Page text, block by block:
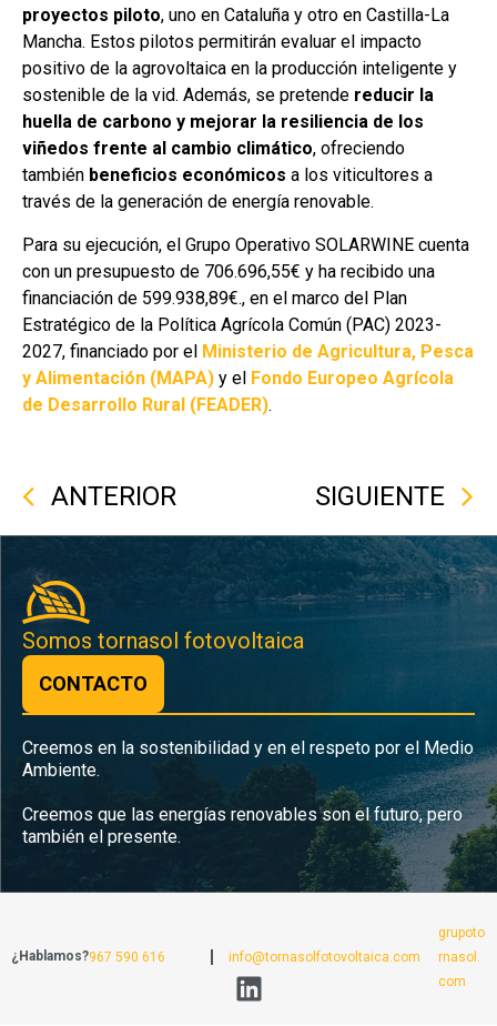
proyectos piloto, uno en Cataluña y otro en Castilla-La
Mancha. Estos pilotos permitirán evaluar el impacto
positivo de la agrovoltaica en la producción inteligente y
sostenible de la vid. Además, se pretende reducir la
huella de carbono y mejorar la resiliencia de los
viñedos frente al cambio climático, ofreciendo
también beneficios económicos a los viticultores a
través de la generación de energía renovable.
Para su ejecución, el Grupo Operativo SOLARWINE cuenta
con un presupuesto de 706.696,55€ y ha recibido una
financiación de 599.938,89€., en el marco del Plan
Estratégico de la Política Agrícola Común (PAC) 2023-
2027, financiado por el Ministerio de Agricultura, Pesca
y Alimentación (MAPA) y el Fondo Europeo Agrícola
de Desarrollo Rural (FEADER).
ANTERIOR SIGUIENTE
Somos tornasol fotovoltaica
CONTACTO
Creemos en la sostenibilidad y en el respeto por el Medio
Ambiente.
Creemos que las energías renovables son el futuro, pero
también el presente.
¿Hablamos?967 590 616 info@tornasolfotovoltaica.com
grupoto
rnasol.
com